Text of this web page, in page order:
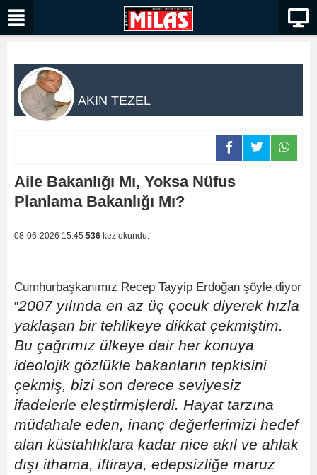
AKIN TEZEL
Aile Bakanlığı Mı, Yoksa Nüfus
Planlama Bakanlığı Mı?
08-06-2026 15:45 536 kez okundu.
Cumhurbaşkanımız Recep Tayyip Erdoğan şöyle diyor
"2007 yılında en az üç çocuk diyerek hızla
yaklaşan bir tehlikeye dikkat çekmiştim.
Bu çağrımız ülkeye dair her konuya
ideolojik gözlükle bakanların tepkisini
çekmiş, bizi son derece seviyesiz
ifadelerle eleştirmişlerdi. Hayat tarzına
müdahale eden, inanç değerlerimizi hedef
alan küstahlıklara kadar nice akıl ve ahlak
dışı ithama, iftiraya, edepsizliğe maruz